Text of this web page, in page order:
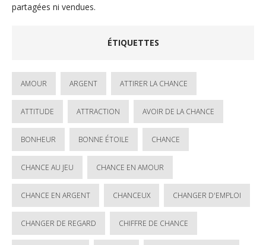
partagées ni vendues.
ÉTIQUETTES
AMOUR ARGENT ATTIRER LA CHANCE
ATTITUDE ATTRACTION AVOIR DE LA CHANCE
BONHEUR BONNE ÉTOILE CHANCE
CHANCE AU JEU CHANCE EN AMOUR
CHANCE EN ARGENT CHANCEUX CHANGER D'EMPLOI
CHANGER DE REGARD CHIFFRE DE CHANCE